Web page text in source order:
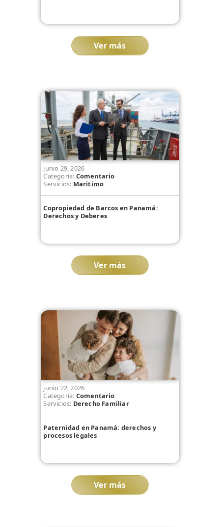
Ver más
junio 29, 2026
Categoría: Comentario
Servicios: Maritimo
Copropiedad de Barcos en Panamá:
Derechos y Deberes
Ver más
junio 22, 2026
Categoría: Comentario
Servicios: Derecho Familiar
Paternidad en Panamá: derechos y
procesos legales
Ver más